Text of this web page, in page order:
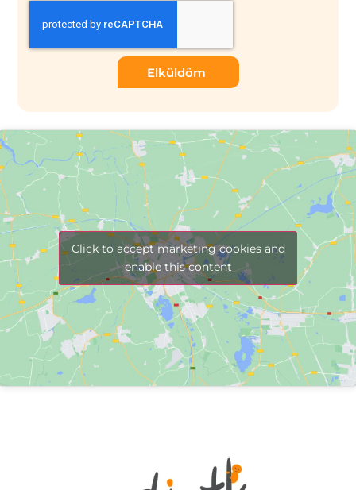
Elküldöm
Click to accept marketing cookies and
enable this content